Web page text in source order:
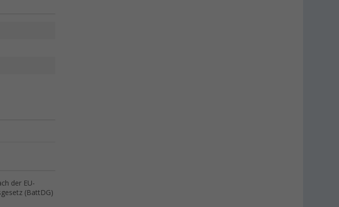
der EU-
(BattDG)